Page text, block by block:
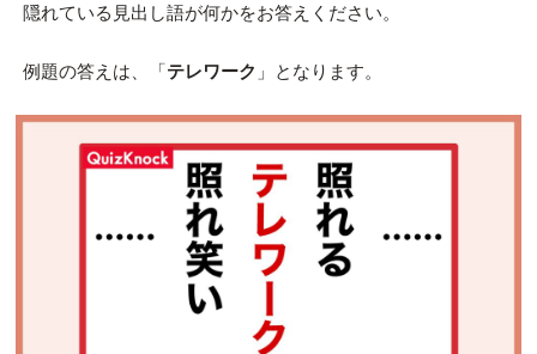
隠れている見出し語が何かをお答えください。
例題の答えは、「テレワーク 」となります。